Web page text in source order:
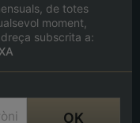
de totes
moment,
subscrita a: